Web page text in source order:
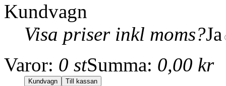
Kundvagn
Visa priser inkl moms?Ja
Varor: 0 stSumma: 0,00 kr